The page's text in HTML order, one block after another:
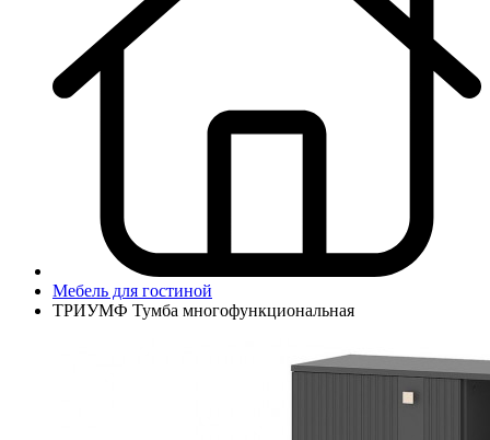
Мебель для гостиной
ТРИУМФ Тумба многофункциональная